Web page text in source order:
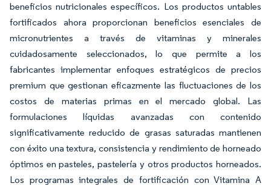
beneficios nutricionales específicos. Los productos untables
fortificados ahora proporcionan beneficios esenciales de
micronutrientes a través de vitaminas y minerales
cuidadosamente seleccionados, lo que permite a los
fabricantes implementar enfoques estratégicos de precios
premium que gestionan eficazmente las fluctuaciones de los
costos de materias primas en el mercado global. Las
formulaciones líquidas avanzadas con contenido
significativamente reducido de grasas saturadas mantienen
con éxito una textura, consistencia y rendimiento de horneado
óptimos en pasteles, pastelería y otros productos horneados.
Los programas integrales de fortificación con Vitamina A